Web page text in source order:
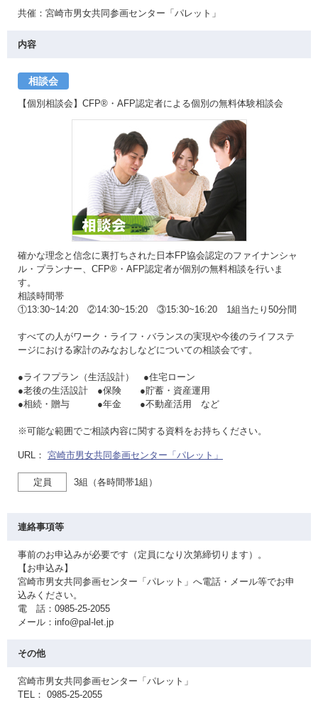
共催：宮崎市男女共同参画センター「パレット」
内容
相談会
【個別相談会】CFP®・AFP認定者による個別の無料体験相談会
確かな理念と信念に裏打ちされた日本FP協会認定のファイナンシャ
ル・プランナー、CFP®・AFP認定者が個別の無料相談を行いま
す。
相談時間帯
①13:30~14:20 ②14:30~15:20 ③15:30~16:20 1組当たり50分間
すべての人がワーク・ライフ・バランスの実現や今後のライフステ
ージにおける家計のみなおしなどについての相談会です。
●ライフプラン（生活設計） ●住宅ローン
●老後の生活設計 ●保険 ●貯蓄・資産運用
●相続・贈与 ●年金 ●不動産活用 など
※可能な範囲でご相談内容に関する資料をお持ちください。
URL： 宮崎市男女共同参画センター「パレット」
定員 3組（各時間帯1組）
連絡事項等
事前のお申込みが必要です（定員になり次第締切ります）。
【お申込み】
宮崎市男女共同参画センター「パレット」へ電話・メール等でお申
込みください。
電 話：0985-25-2055
メール：info@pal-let.jp
その他
宮崎市男女共同参画センター「パレット」
TEL： 0985-25-2055